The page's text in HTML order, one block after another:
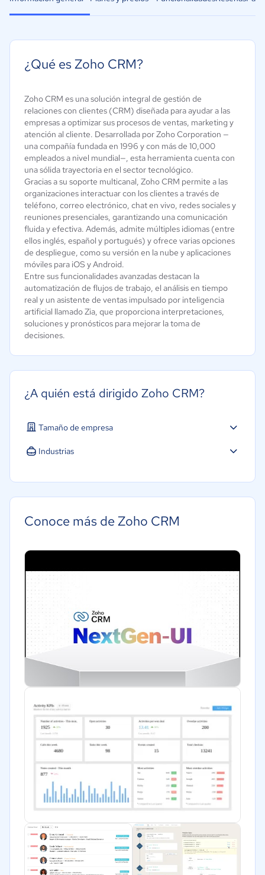
¿Qué es Zoho CRM?
Zoho CRM es una solución integral de gestión de
relaciones con clientes (CRM) diseñada para ayudar a las
empresas a optimizar sus procesos de ventas, marketing y
atención al cliente. Desarrollada por Zoho Corporation —
una compañía fundada en 1996 y con más de 10,000
empleados a nivel mundial—, esta herramienta cuenta con
una sólida trayectoria en el sector tecnológico.
Gracias a su soporte multicanal, Zoho CRM permite a las
organizaciones interactuar con los clientes a través de
teléfono, correo electrónico, chat en vivo, redes sociales y
reuniones presenciales, garantizando una comunicación
fluida y efectiva. Además, admite múltiples idiomas (entre
ellos inglés, español y portugués) y ofrece varias opciones
de despliegue, como su versión en la nube y aplicaciones
móviles para iOS y Android.
Entre sus funcionalidades avanzadas destacan la
automatización de flujos de trabajo, el análisis en tiempo
real y un asistente de ventas impulsado por inteligencia
artificial llamado Zia, que proporciona interpretaciones,
soluciones y pronósticos para mejorar la toma de
decisiones.
¿A quién está dirigido Zoho CRM?
Tamaño de empresa
Micro: 1 a 9 trabajadores
Industrias
Hotelería / Viajes
Bienes raíces
Minorista
Software / TI
Financiera
ONG
Marketing y Comunicación
Automotriz
Conoce más de Zoho CRM